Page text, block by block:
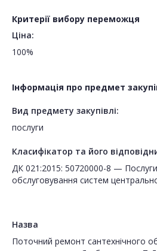
Критерії вибору переможця
Ціна:
100%
Інформація про предмет
Вид предмету закупівлі:
послуги
Класифікатор та його
ДК 021:2015: 50720000-8 — Послуги
обслуговування систем
Назва
Поточний ремонт сантехнічного